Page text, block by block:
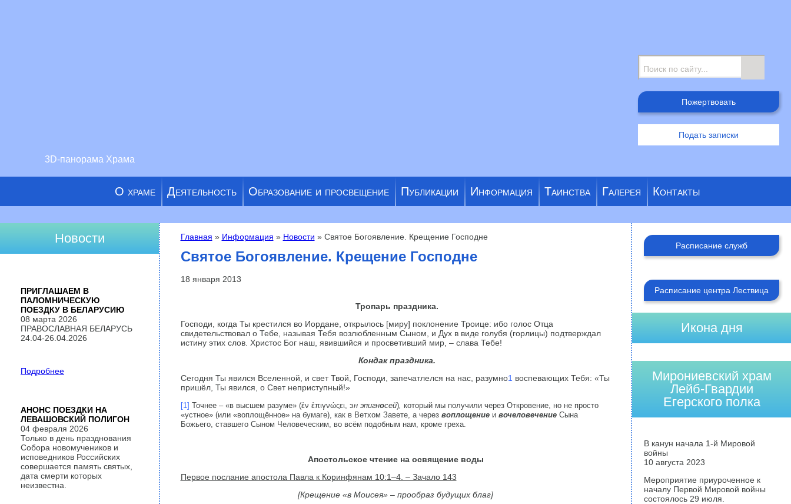
3D-панорама Храма
Пожертвовать
Подать записки
О храме Деятельность Образование и просвещение Публикации Информация Таинства Галерея Контакты
Вы здесь
Главная » Информация » Новости » Святое Богоявление. Крещение Господне
Святое Богоявление. Крещение Господне
18 января 2013
Тропарь праздника.
Господи, когда Ты крестился во Иордане, открылось [миру] поклонение Троице: ибо голос Отца
свидетельствовал о Тебе, называя Тебя возлюбленным Сыном, и Дух в виде голубя (горлицы) подтверждал
истину этих слов. Христос Бог наш, явившийся и просветивший мир, – слава Тебе!
Кондак праздника.
Сегодня Ты явился Вселенной, и свет Твой, Господи, запечатлелся на нас, разумно1 воспевающих Тебя: «Ты
пришёл, Ты явился, о Свет неприступный!»
[1] Точнее – «в высшем разуме» (ἐν ἐπιγνώςει, эн эпигносей), который мы получили через Откровение, но не просто
«устное» (или «воплощённое» на бумаге), как в Ветхом Завете, а через воплощениеи вочеловечениеСына
Божьего, ставшего Сыном Человеческим, во всём подобным нам, кроме греха.
Апостольское чтение на освящение воды
Первое послание апостола Павла к Коринфянам 10:1–4. – Зачало 143
[Крещение «в Моисея» – прообраз будущих благ]
Новости
ПРИГЛАШАЕМ В
ПАЛОМНИЧЕСКУЮ
ПОЕЗДКУ В БЕЛАРУСИЮ
08 марта 2026
ПРАВОСЛАВНАЯ БЕЛАРУСЬ
24.04-26.04.2026
Подробнее
АНОНС ПОЕЗДКИ НА
ЛЕВАШОВСКИЙ ПОЛИГОН
04 февраля 2026
Только в день празднования
Собора новомучеников и
исповедников Российских
совершается память святых,
дата смерти которых
неизвестна.
Расписание служб
Расписание центра Лествица
Икона дня
Мирониевский храм
Лейб-Гвардии
Егерского полка
В канун начала 1-й Мировой
войны
10 августа 2023
Мероприятие приуроченное к
началу Первой Мировой войны
состоялось 29 июля.